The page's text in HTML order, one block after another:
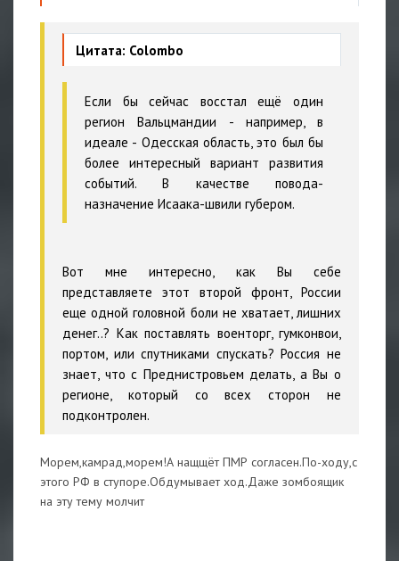
Цитата: Colombo
Если бы сейчас восстал ещё один
регион Вальцмандии - например, в
идеале - Одесская область, это был бы
более интересный вариант развития
событий. В качестве повода-
назначение Исаака-швили губером.
Вот мне интересно, как Вы себе
представляете этот второй фронт, России
еще одной головной боли не хватает, лишних
денег..? Как поставлять военторг, гумконвои,
портом, или спутниками спускать? Россия не
знает, что с Преднистровьем делать, а Вы о
регионе, который со всех сторон не
подконтролен.
Морем,камрад,морем!А нащщёт ПМР согласен.По-ходу,с
этого РФ в ступоре.Обдумывает ход.Даже зомбоящик
на эту тему молчит